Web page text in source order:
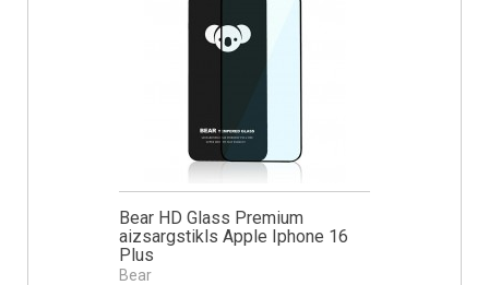
Bear HD Glass Premium
aizsargstikls Apple Iphone 16
Plus
Bear